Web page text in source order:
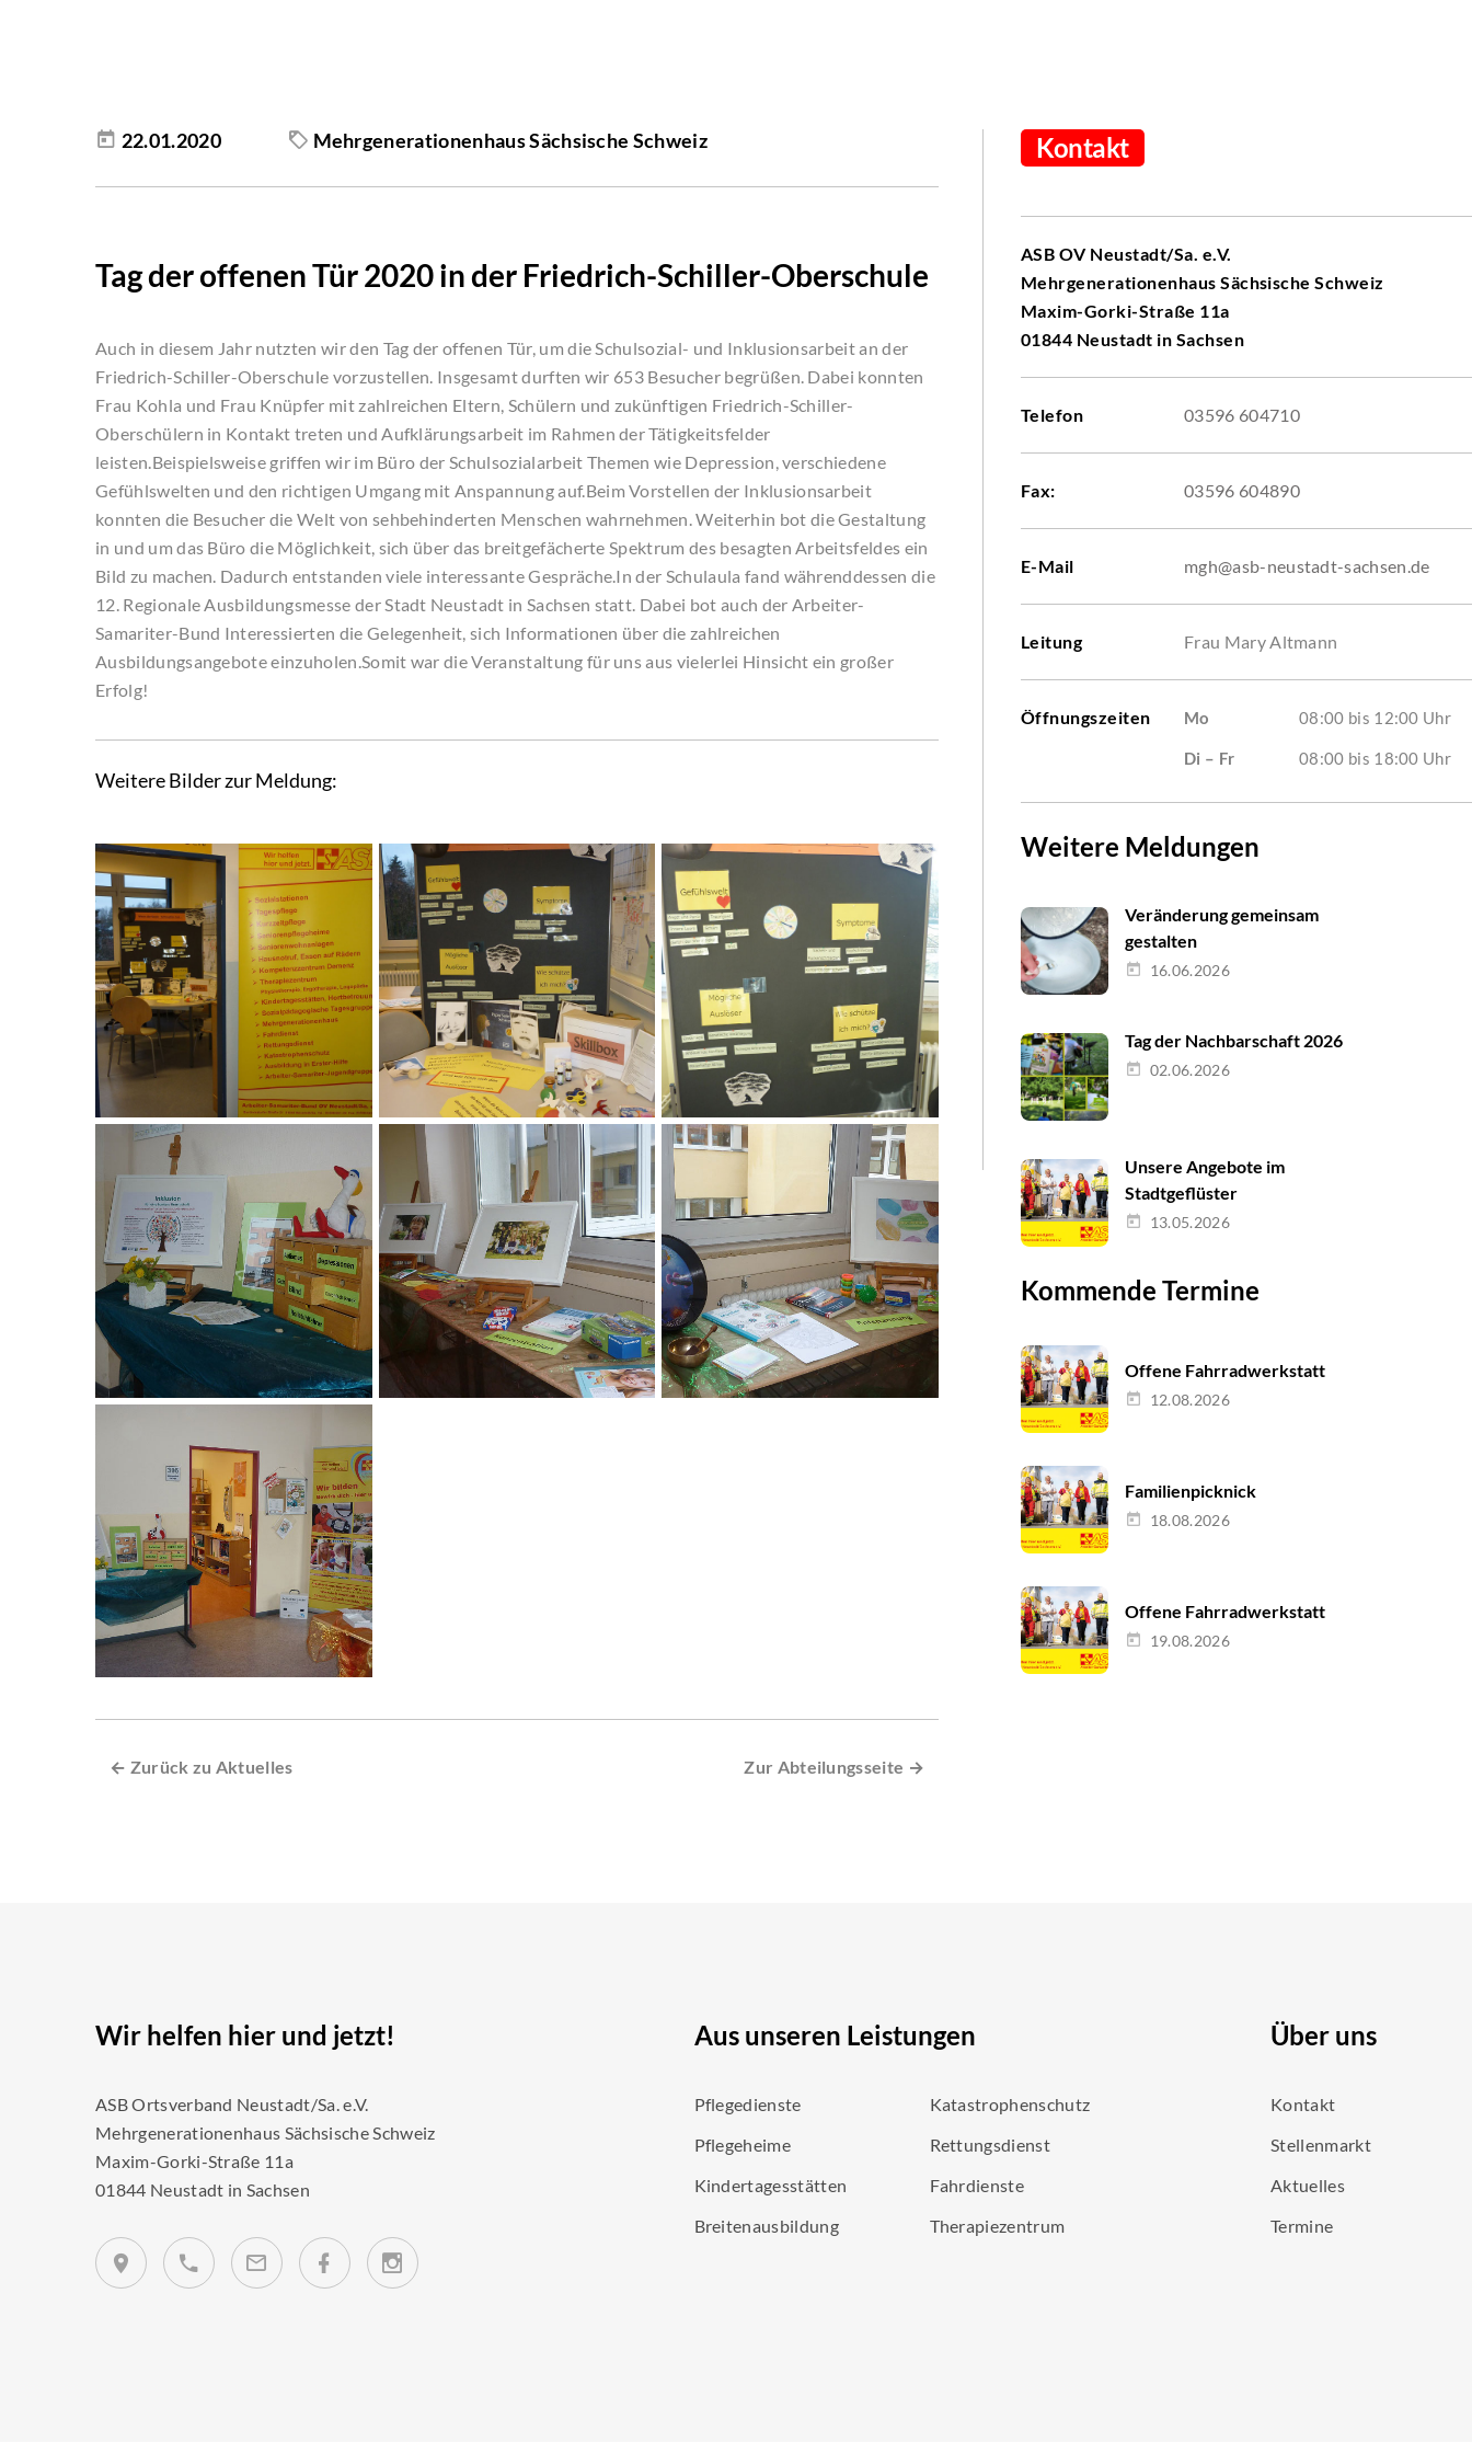
Kontakt
ASB OV Neustadt/Sa. e.V.
Mehrgenerationenhaus Sächsische Schweiz
Maxim-Gorki-Straße 11a
01844 Neustadt in Sachsen
Telefon 03596 604710
Fax: 03596 604890
E-Mail mgh@asb-neustadt-sachsen.de
Leitung Frau Mary Altmann
Öffnungszeiten Mo 08:00 bis 12:00 Uhr
Di – Fr 08:00 bis 18:00 Uhr
Weitere Meldungen
Veränderung gemeinsam
gestalten
16.06.2026
Tag der Nachbarschaft 2026
02.06.2026
Unsere Angebote im
Stadtgeflüster
13.05.2026
Kommende Termine
Offene Fahrradwerkstatt
12.08.2026
Familienpicknick
18.08.2026
Offene Fahrradwerkstatt
19.08.2026
22.01.2020 Mehrgenerationenhaus Sächsische Schweiz
Tag der offenen Tür 2020 in der Friedrich-Schiller-Oberschule
Auch in diesem Jahr nutzten wir den Tag der offenen Tür, um die Schulsozial- und Inklusionsarbeit an der
Friedrich-Schiller-Oberschule vorzustellen. Insgesamt durften wir 653 Besucher begrüßen. Dabei konnten
Frau Kohla und Frau Knüpfer mit zahlreichen Eltern, Schülern und zukünftigen Friedrich-Schiller-
Oberschülern in Kontakt treten und Aufklärungsarbeit im Rahmen der Tätigkeitsfelder
leisten.Beispielsweise griffen wir im Büro der Schulsozialarbeit Themen wie Depression, verschiedene
Gefühlswelten und den richtigen Umgang mit Anspannung auf.Beim Vorstellen der Inklusionsarbeit
konnten die Besucher die Welt von sehbehinderten Menschen wahrnehmen. Weiterhin bot die Gestaltung
in und um das Büro die Möglichkeit, sich über das breitgefächerte Spektrum des besagten Arbeitsfeldes ein
Bild zu machen. Dadurch entstanden viele interessante Gespräche.In der Schulaula fand währenddessen die
12. Regionale Ausbildungsmesse der Stadt Neustadt in Sachsen statt. Dabei bot auch der Arbeiter-
Samariter-Bund Interessierten die Gelegenheit, sich Informationen über die zahlreichen
Ausbildungsangebote einzuholen.Somit war die Veranstaltung für uns aus vielerlei Hinsicht ein großer
Erfolg!
Weitere Bilder zur Meldung:
← Zurück zu Aktuelles Zur Abteilungsseite →
Wir helfen hier und jetzt!
ASB Ortsverband Neustadt/Sa. e.V.
Mehrgenerationenhaus Sächsische Schweiz
Maxim-Gorki-Straße 11a
01844 Neustadt in Sachsen
Aus unseren Leistungen
Pflegedienste
Pflegeheime
Kindertagesstätten
Breitenausbildung
Katastrophenschutz
Rettungsdienst
Fahrdienste
Therapiezentrum
Über uns
Kontakt
Stellenmarkt
Aktuelles
Termine